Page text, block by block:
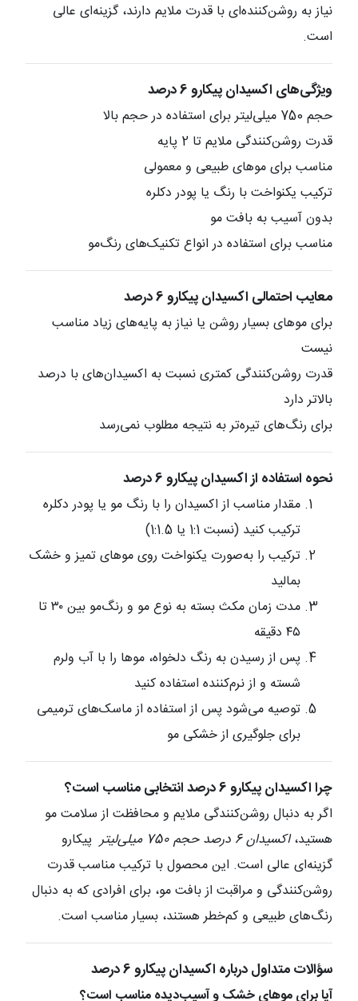
نیاز به روشن‌کننده‌ای با قدرت ملایم دارند، گزینه‌ای عالی
است.
ویژگی‌های اکسیدان پیکارو 6 درصد
حجم 750 میلی‌لیتر برای استفاده در حجم بالا
قدرت روشن‌کنندگی ملایم تا 2 پایه
مناسب برای موهای طبیعی و معمولی
ترکیب یکنواخت با رنگ یا پودر دکلره
بدون آسیب به بافت مو
مناسب برای استفاده در انواع تکنیک‌های رنگ‌مو
معایب احتمالی اکسیدان پیکارو 6 درصد
برای موهای بسیار روشن یا نیاز به پایه‌های زیاد مناسب
نیست
قدرت روشن‌کنندگی کمتری نسبت به اکسیدان‌های با درصد
بالاتر دارد
برای رنگ‌های تیره‌تر به نتیجه مطلوب نمی‌رسد
نحوه استفاده از اکسیدان پیکارو 6 درصد
مقدار مناسب از اکسیدان را با رنگ مو یا پودر دکلره
ترکیب کنید (نسبت 1:1 یا 1:1.5)
ترکیب را به‌صورت یکنواخت روی موهای تمیز و خشک
بمالید
مدت زمان مکث بسته به نوع مو و رنگ‌مو بین ۳۰ تا
۴۵ دقیقه
پس از رسیدن به رنگ دلخواه، موها را با آب ولرم
شسته و از نرم‌کننده استفاده کنید
توصیه می‌شود پس از استفاده از ماسک‌های ترمیمی
برای جلوگیری از خشکی مو
چرا اکسیدان پیکارو 6 درصد انتخابی مناسب است؟
اگر به دنبال روشن‌کنندگی ملایم و محافظت از سلامت مو
هستید،اکسیدان 6 درصد حجم 750 میلی‌لیتر
پیکارو
گزینه‌ای عالی است. این محصول با ترکیب مناسب قدرت
روشن‌کنندگی و مراقبت از بافت مو، برای افرادی که به دنبال
رنگ‌های طبیعی و کم‌خطر هستند، بسیار مناسب است.
سؤالات متداول درباره اکسیدان پیکارو 6 درصد
آیا برای موهای خشک و آسیب‌دیده مناسب است؟